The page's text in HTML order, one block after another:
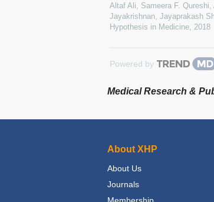
Altaf Ali, Sameera F.
Jayakrishnan, Jayaprakash
Hypothesis in Medicine 2018
Powered by
Medical Research &
About XHP
About Us
Journals
Membership